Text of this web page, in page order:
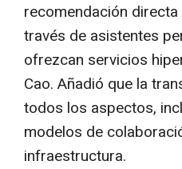
recomendación
través de asistentes
ofrezcan servicios
Cao. Añadió que la
todos los aspectos,
modelos de
infraestructura.